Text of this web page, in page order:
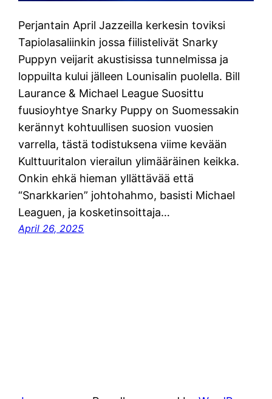
Perjantain April Jazzeilla kerkesin toviksi
Tapiolasaliinkin jossa fiilistelivät Snarky
Puppyn veijarit akustisissa tunnelmissa ja
loppuilta kului jälleen Lounisalin puolella. Bill
Laurance & Michael League Suosittu
fuusioyhtye Snarky Puppy on Suomessakin
kerännyt kohtuullisen suosion vuosien
varrella, tästä todistuksena viime kevään
Kulttuuritalon vierailun ylimääräinen keikka.
Onkin ehkä hieman yllättävää että
“Snarkkarien” johtohahmo, basisti Michael
Leaguen, ja kosketinsoittaja…
April 26, 2025